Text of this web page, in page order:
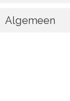
Algemeen